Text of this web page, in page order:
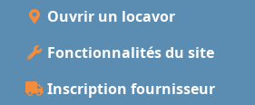
Ouvrir un locavor
Fonctionnalités du site
Inscription fournisseur